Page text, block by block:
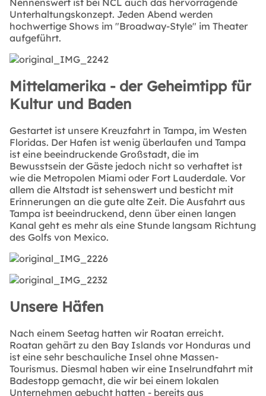
Unterhaltungskonzept. Jeden Abend werden
hochwertige Shows im "Broadway-Style" im Theater
aufgeführt.
Mittelamerika - der Geheimtipp für
Kultur und Baden
Gestartet ist unsere Kreuzfahrt in Tampa, im Westen
Floridas. Der Hafen ist wenig überlaufen und Tampa
ist eine beeindruckende Großstadt, die im
Bewusstsein der Gäste jedoch nicht so verhaftet ist
wie die Metropolen Miami oder Fort Lauderdale. Vor
allem die Altstadt ist sehenswert und besticht mit
Erinnerungen an die gute alte Zeit. Die Ausfahrt aus
Tampa ist beeindruckend, denn über einen langen
Kanal geht es mehr als eine Stunde langsam Richtung
des Golfs von Mexico.
Unsere Häfen
Nach einem Seetag hatten wir Roatan erreicht.
Roatan gehärt zu den Bay Islands vor Honduras und
ist eine sehr beschauliche Insel ohne Massen-
Tourismus. Diesmal haben wir eine Inselrundfahrt mit
Badestopp gemacht, die wir bei einem lokalen
Unternehmen gebucht hatten - bereits aus